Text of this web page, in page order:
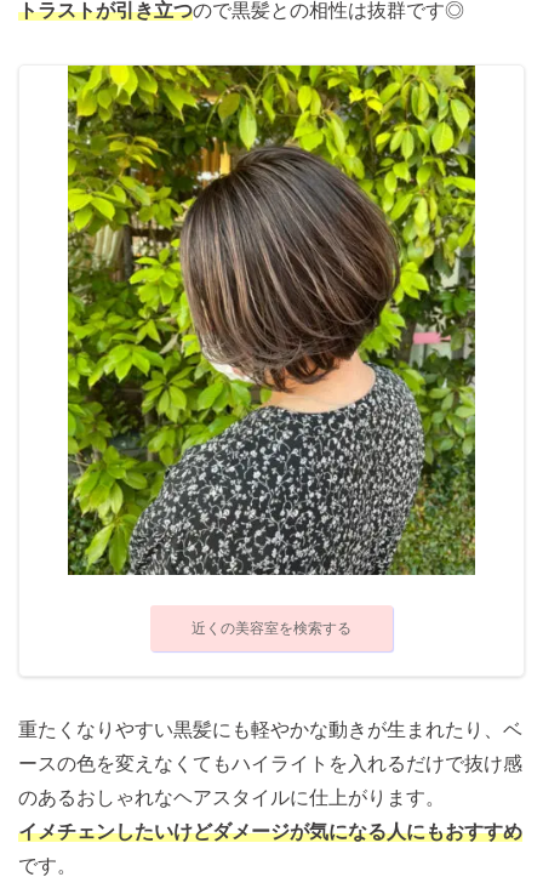
トラストが引き立つので黒髪との相性は抜群です◎
近くの美容室を検索する
重たくなりやすい黒髪にも軽やかな動きが生まれたり、ベ
ースの色を変えなくてもハイライトを入れるだけで抜け感
のあるおしゃれなヘアスタイルに仕上がります。
イメチェンしたいけどダメージが気になる人にもおすすめ
です。